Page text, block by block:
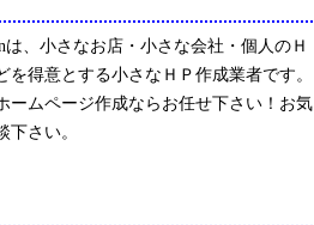
は、小さなお店・小さな会社・個人のＨ
を得意とする小さなＨＰ作成業者です。
ームページ作成ならお任せ下さい！お気
下さい。